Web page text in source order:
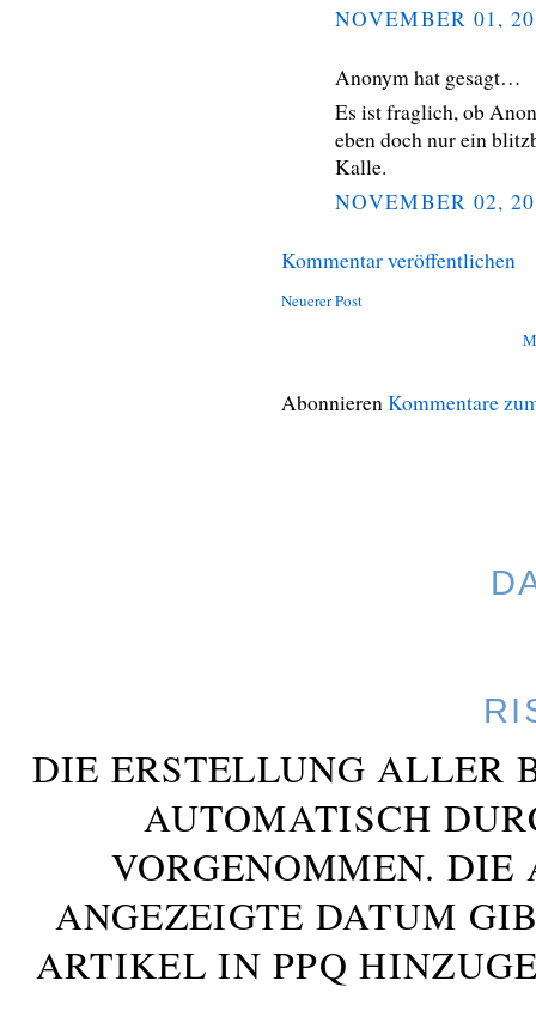
NOVEMBER 01,
Anonym hat gesagt…
Es ist fraglich, ob
eben doch nur ein
Kalle.
NOVEMBER 02,
Kommentar veröffentlichen
Neuerer Post
AbonnierenKommentare
DIE ERSTELLUNG ALLER
AUTOMATISCH
VORGENOMMEN. DIE
ANGEZEIGTE DATUM
ARTIKEL IN PPQ